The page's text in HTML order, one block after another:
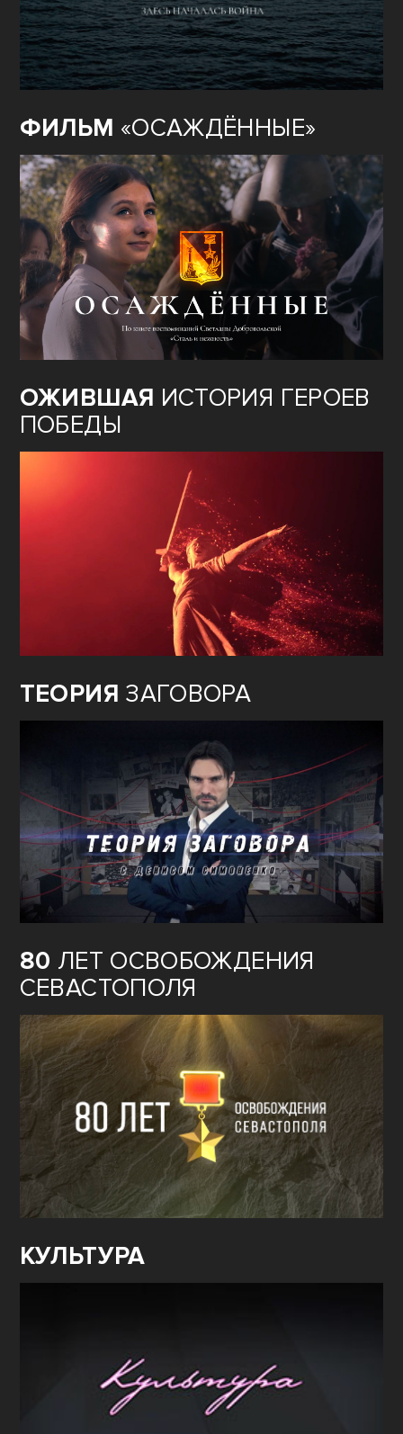
ФИЛЬМ «ОСАЖДЁННЫЕ»
ОЖИВШАЯ ИСТОРИЯ ГЕРОЕВ
ПОБЕДЫ
ТЕОРИЯ ЗАГОВОРА
80 ЛЕТ ОСВОБОЖДЕНИЯ
СЕВАСТОПОЛЯ
КУЛЬТУРА